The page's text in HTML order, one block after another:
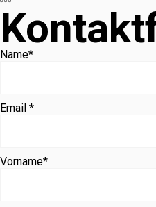
Name*
Email *
Vorname*